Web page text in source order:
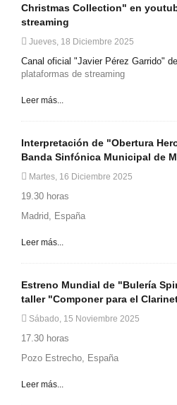
Christmas Collection" en
streaming
Jueves, 18 Diciembre 2025
Canal oficial "Javier Pérez Garrido"
plataformas de streaming
Leer más...
Interpretación de "Obertura
Banda Sinfónica Municipal de
Martes, 16 Diciembre 2025
19.30 horas
Madrid, España
Leer más...
Estreno Mundial de "Bulería
taller "Componer para el
Sábado, 15 Noviembre 2025
17.30 horas
Pozo Estrecho, España
Leer más...